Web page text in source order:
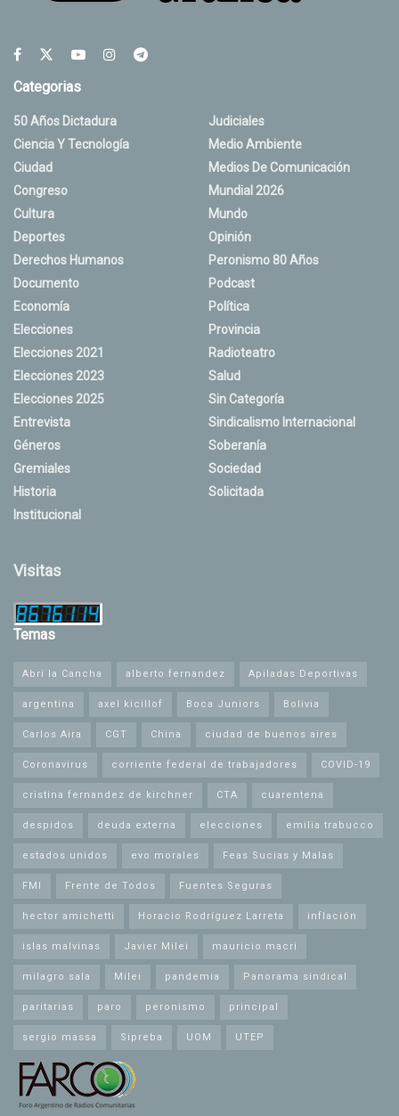
Categorias
50 Años Dictadura
Ciencia Y Tecnología
Ciudad
Congreso
Cultura
Deportes
Derechos Humanos
Documento
Economía
Elecciones
Elecciones 2021
Elecciones 2023
Elecciones 2025
Entrevista
Géneros
Gremiales
Historia
Institucional
Judiciales
Medio Ambiente
Medios De Comunicación
Mundial 2026
Mundo
Opinión
Peronismo 80 Años
Podcast
Política
Provincia
Radioteatro
Salud
Sin Categoría
Sindicalismo Internacional
Soberanía
Sociedad
Solicitada
Visitas
Temas
Abrí la Cancha alberto fernandez Apiladas Deportivas
argentina axel kicillof Boca Juniors Bolivia
Carlos Aira CGT China ciudad de buenos aires
Coronavirus corriente federal de trabajadores COVID-19
cristina fernandez de kirchner CTA cuarentena
despidos deuda externa elecciones emilia trabucco
estados unidos evo morales Feas Sucias y Malas
FMI Frente de Todos Fuentes Seguras
hector amichetti Horacio Rodríguez Larreta inflación
islas malvinas Javier Milei mauricio macri
milagro sala Milei pandemia Panorama sindical
paritarias paro peronismo principal
sergio massa Sipreba UOM UTEP